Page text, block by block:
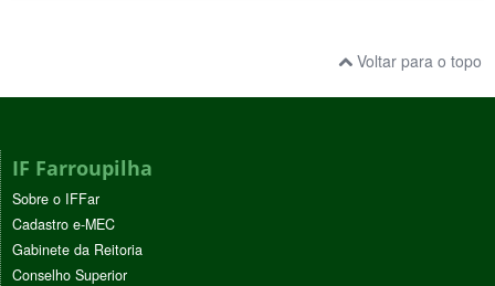
Voltar para o topo
IF Farroupilha
Sobre o IFFar
Cadastro e-MEC
Gabinete da Reitoria
Conselho Superior